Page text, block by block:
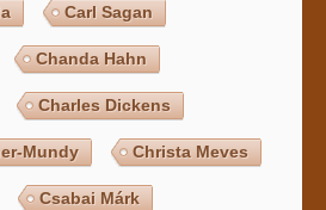
Carl Sagan
Chanda Hahn
Charles Dickens
Mundy Christa Meves
Csabai Márk